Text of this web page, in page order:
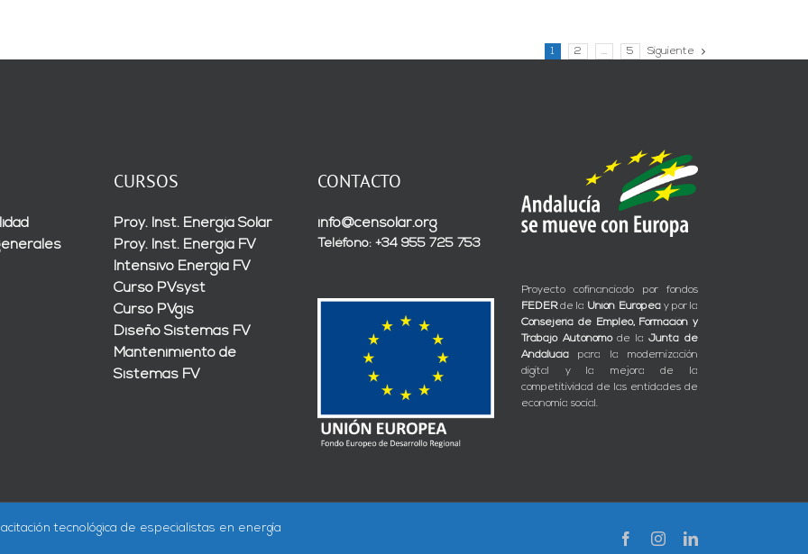
1 2 … 5 Siguiente
CURSOS
Proy. Inst. Energía Solar
Proy. Inst. Energía FV
Intensivo Energía FV
Curso PVsyst
Curso PVgis
Diseño Sistemas FV
Mantenimiento de
Sistemas FV
CONTACTO
info@censolar.org
Teléfono: +34 955 725 753
Proyecto cofinanciado por fondos
FEDERde la Unión Europeay por la
Consejería de Empleo, Formación y
Trabajo Autónomode laJunta de
Andalucía para la modernización
digital y la mejora de la
competitividad de las entidades de
economía social.
tecnológica de especialistas en energía
FacebookInstagramLinkedIn